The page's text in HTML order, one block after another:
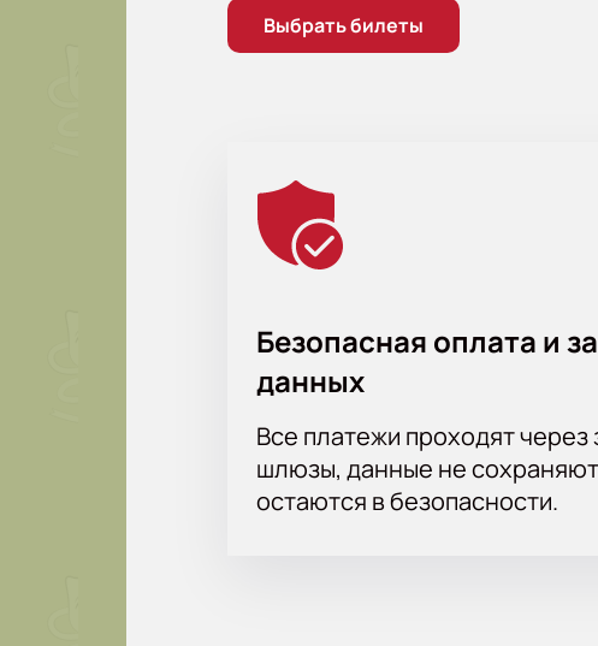
Выбрать билеты
Безопасная оплата и
данных
Все платежи проходят
шлюзы, данные не
остаются в безопасности.